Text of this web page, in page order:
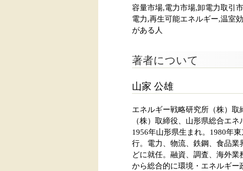
容量市場,電力市場,卸電力取引
電力,再生可能エネルギー,温室
がある人
著者について
山家 公雄
エネルギー戦略研究所（株）
（株）取締役、山形県総合エネ
1956年山形県生まれ。1980年
行。電力、物流、鉄鋼、食品
どに就任。融資、調査、海外
から総合的に環境・エネルギー